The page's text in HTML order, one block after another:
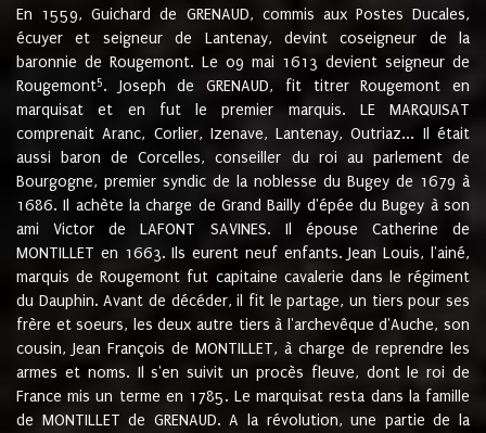
En 1559, Guichard de GRENAUD, commis aux Postes Ducales,
écuyer et seigneur de Lantenay, devint coseigneur de la
baronnie de Rougemont. Le 09 mai 1613 devient seigneur de
Rougemont5. Joseph de GRENAUD, fit titrer Rougemont en
marquisat et en fut le premier marquis. LE MARQUISAT
comprenait Aranc, Corlier, Izenave, Lantenay, Outriaz... Il était
aussi baron de Corcelles, conseiller du roi au parlement de
Bourgogne, premier syndic de la noblesse du Bugey de 1679 à
1686. Il achète la charge de Grand Bailly d'épée du Bugey à son
ami Victor de LAFONT SAVINES. Il épouse Catherine de
MONTILLET en 1663. Ils eurent neuf enfants. Jean Louis, l'ainé,
marquis de Rougemont fut capitaine cavalerie dans le régiment
du Dauphin. Avant de décéder, il fit le partage, un tiers pour ses
frère et soeurs, les deux autre tiers à l'archevêque d'Auche, son
cousin, Jean François de MONTILLET, à charge de reprendre les
armes et noms. Il s'en suivit un procès fleuve, dont le roi de
France mis un terme en 1785. Le marquisat resta dans la famille
de MONTILLET de GRENAUD. A la révolution, une partie de la